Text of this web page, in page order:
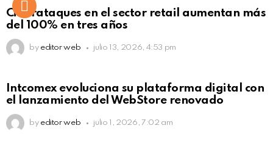
Ciberataques en el sector retail aumentan más
del 100% en tres años
by editor web julio 13, 2026, 4:53 pm
Intcomex evoluciona su plataforma digital con
el lanzamiento del WebStore renovado
by editor web julio 1, 2026, 7:02 am